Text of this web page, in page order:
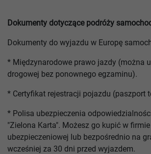
Dokumenty dotyczące podróży
Dokumenty do wyjazdu w Europę
* Międzynarodowe prawo jazdy (można
drogowej bez ponownego egzaminu).
* Certyfikat rejestracji pojazdu (paszport
* Polisa ubezpieczenia
"Zielona Karta". Możesz go kupić w firmie
ubezpieczeniowej lub bezpośrednio na
wcześniej za 30 dni przed wyjazdem.